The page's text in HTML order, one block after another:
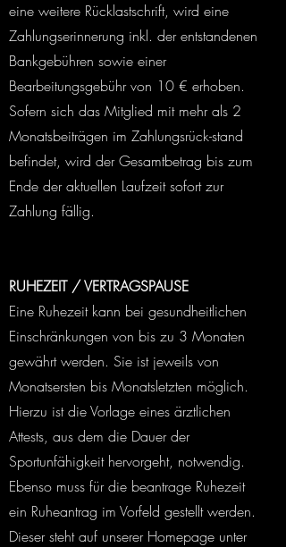
eine weitere Rücklastschrift, wird eine
Zahlungserinnerung inkl. der entstandenen
Bankgebühren sowie einer
Bearbeitungsgebühr von 10 € erhoben.
Sofern sich das Mitglied mit mehr als 2
Monatsbeiträgen im Zahlungsrück-stand
befindet, wird der Gesamtbetrag bis zum
Ende der aktuellen Laufzeit sofort zur
Zahlung fällig.
RUHEZEIT / VERTRAGSPAUSE
Eine Ruhezeit kann bei gesundheitlichen
Einschränkungen von bis zu 3 Monaten
gewährt werden. Sie ist jeweils von
Monatsersten bis Monatsletzten möglich.
Hierzu ist die Vorlage eines ärztlichen
Attests, aus dem die Dauer der
Sportunfähigkeit hervorgeht, notwendig.
Ebenso muss für die beantrage Ruhezeit
ein Ruheantrag im Vorfeld gestellt werden.
Dieser steht auf unserer Homepage unter